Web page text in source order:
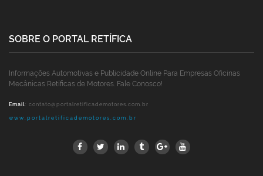
SOBRE O PORTAL RETÍFICA
Informações Automotivas e Publicidade Online Para Empresas Oficinas
Mecânicas Retíficas de Motores. Fale Conosco!
Email: contato@portalretificademotores.com.br
www.portalretificademotores.com.br